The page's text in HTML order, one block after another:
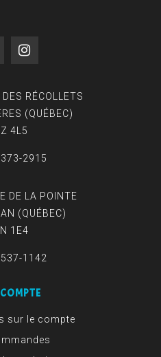
RÉCOLLETS
(QUÉBEC)
4L5
2915
DE LA POINTE
(QUÉBEC)
1E4
1142
sur le compte